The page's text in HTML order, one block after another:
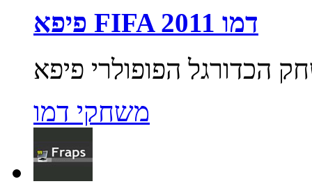
פיפא FIFA 2011 דמו
משחקי דמו